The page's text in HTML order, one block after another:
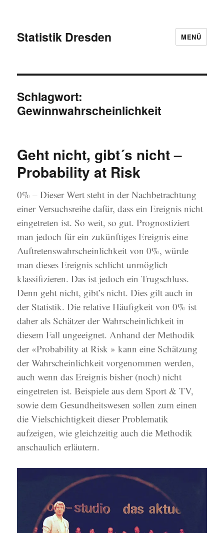
Statistik Dresden MENÜ
Schlagwort:
Gewinnwahrscheinlichkeit
Geht nicht, gibt´s nicht –
Probability at Risk
0% – Dieser Wert steht in der Nachbetrachtung
einer Versuchsreihe dafür, dass ein Ereignis nicht
eingetreten ist. So weit, so gut. Prognostiziert
man jedoch für ein zukünftiges Ereignis eine
Auftretenswahrscheinlichkeit von 0%, würde
man dieses Ereignis schlicht unmöglich
klassifizieren. Das ist jedoch ein Trugschluss.
Denn geht nicht, gibt’s nicht. Dies gilt auch in
der Statistik. Die relative Häufigkeit von 0% ist
daher als Schätzer der Wahrscheinlichkeit in
diesem Fall ungeeignet. Anhand der Methodik
der «Probability at Risk » kann eine Schätzung
der Wahrscheinlichkeit vorgenommen werden,
auch wenn das Ereignis bisher (noch) nicht
eingetreten ist. Beispiele aus dem Sport & TV,
sowie dem Gesundheitswesen sollen zum einen
die Vielschichtigkeit dieser Problematik
aufzeigen, wie gleichzeitig auch die Methodik
anschaulich erläutern.